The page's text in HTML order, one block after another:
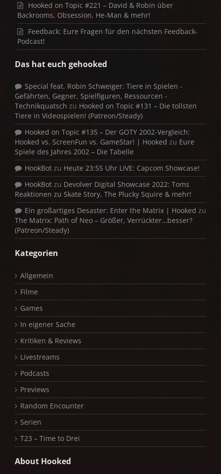
Hooked on Topic #221 – David & Robin über
Backrooms, Obsession, He-Man & mehr!
Feedback: Eure Fragen für den nächsten Feedback-
Podcast!
Das hat euch gehooked
Special feat. Robin Schweiger: Tiere in Spielen -
Gefährten, Gegner, Spielfiguren, Ressourcen -
Technikquatsch zu Hooked on Topic #131 – Die tollsten
Tiere in Videospielen! (Patreon/Steady)
Hooked on Topic #135 – Der GOTY 2002-Vergleich:
Hooked vs. ScreenFun vs. GameStar! | Hooked zu Eure
Spiele des Jahres 2002 – Die Tabelle
HookBot zu Heute 23:55 Uhr LIVE: Capcom Showcase!
HookBot zu Devolver Digital Showcase 2022: Toms
Reaktionen zu Skate Story, The Plucky Squire & mehr!
Ein großartiges Desaster: Enter the Matrix | Hooked zu
The Matrix: Path of Neo – Größer, Verrückter…besser?
(Patreon/Steady)
Kategorien
Allgemein
Filme
Games
In eigener Sache
Kritiken & Reviews
Livestreams
Podcasts
Previews
Random Encounter
Serien
T23 – Time to Drei
About Hooked